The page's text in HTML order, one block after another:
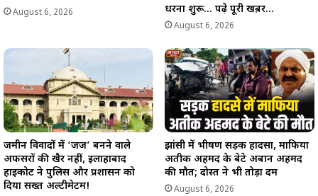
August 6, 2026
धरना शुरू… पढ़े पूरी खब़र…
August 6, 2026
जमीन विवादों में ‘जज’ बनने वाले
अफसरों की खैर नहीं, इलाहाबाद
हाईकोर्ट ने पुलिस और प्रशासन को
दिया सख्त अल्टीमेटम!
झांसी में भीषण सड़क हादसा, माफिया
अतीक अहमद के बेटे अबान अहमद
की मौत; दोस्त ने भी तोड़ा दम
August 6, 2026